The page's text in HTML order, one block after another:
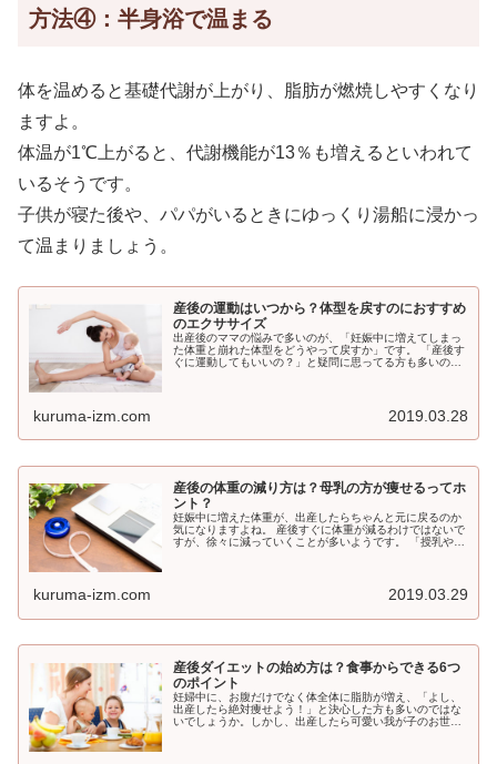
方法④：半身浴で温まる
体を温めると基礎代謝が上がり、脂肪が燃焼しやすくなり
ますよ。
体温が1℃上がると、代謝機能が13％も増えるといわれて
いるそうです。
子供が寝た後や、パパがいるときにゆっくり湯船に浸かっ
て温まりましょう。
産後の運動はいつから？体型を戻すのにおすすめ
のエクササイズ
出産後のママの悩みで多いのが、「妊娠中に増えてしまっ
た体重と崩れた体型をどうやって戻すか」です。 「産後す
ぐに運動してもいいの？」と疑問に思ってる方も多いので
kuruma-izm.com 2019.03.28
産後の体重の減り方は？母乳の方が痩せるってホ
ント？
妊娠中に増えた体重が、出産したらちゃんと元に戻るのか
気になりますよね。 産後すぐに体重が減るわけではないで
すが、徐々に減っていくことが多いようです。 「授乳や子
kuruma-izm.com 2019.03.29
産後ダイエットの始め方は？食事からできる6つ
のポイント
妊婦中に、お腹だけでなく体全体に脂肪が増え、「よし、
出産したら絶対痩せよう！」と決心した方も多いのではな
いでしょうか。しかし、出産したら可愛い我が子のお世話